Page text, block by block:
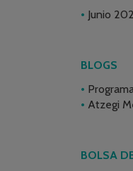
Junio
BLOGS
Atzegi
BOLSA